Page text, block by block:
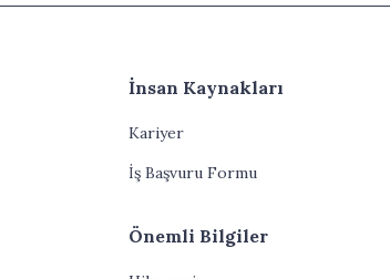
İnsan Kaynakları
Kariyer
İş Başvuru Formu
Önemli Bilgiler